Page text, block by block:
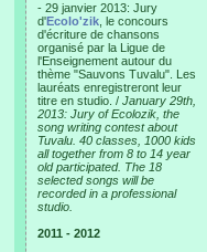
- 29 janvier 2013: Jury
d'Ecolo'zik , le concours
d'écriture de chansons
organisé par la Ligue de
l'Enseignement autour du
thème "Sauvons Tuvalu". Les
lauréats enregistreront leur
titre en studio. / January 29th,
2013: Jury of Ecolozik, the
song writing contest about
Tuvalu. 40 classes, 1000 kids
all together from 8 to 14 year
old participated. The 18
selected songs will be
recorded in a professional
studio.
2011 - 2012